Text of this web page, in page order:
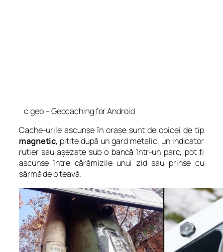
c:geo – Geocaching for Android
Cache-urile ascunse în orașe sunt de obicei de tip
magnetic, pitite după un gard metalic, un indicator
rutier sau așezate sub o bancă într-un parc, pot fi
ascunse între cărămizile unui zid sau prinse cu
sârmă de o țeavă.